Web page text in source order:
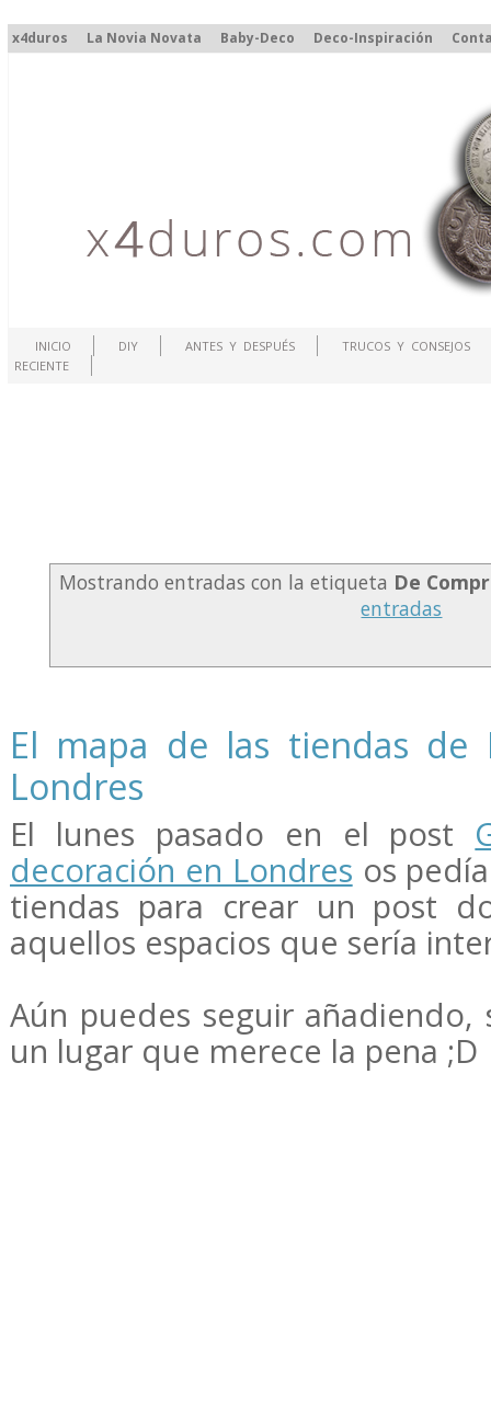
x4duros La Novia Novata Baby-Deco Deco-Inspiración
INICIO DIY ANTES Y DESPUÉS
TRUCOS Y CONSEJOS
RECIENTE
Mostrando entradas con la etiqueta De
entradas
El mapa de las tiendas de
Londres
El lunes pasado en el post
decoración en Londres os
tiendas para crear un post
aquellos espacios que sería
Aún puedes seguir añadiendo,
un lugar que merece la pena ;D